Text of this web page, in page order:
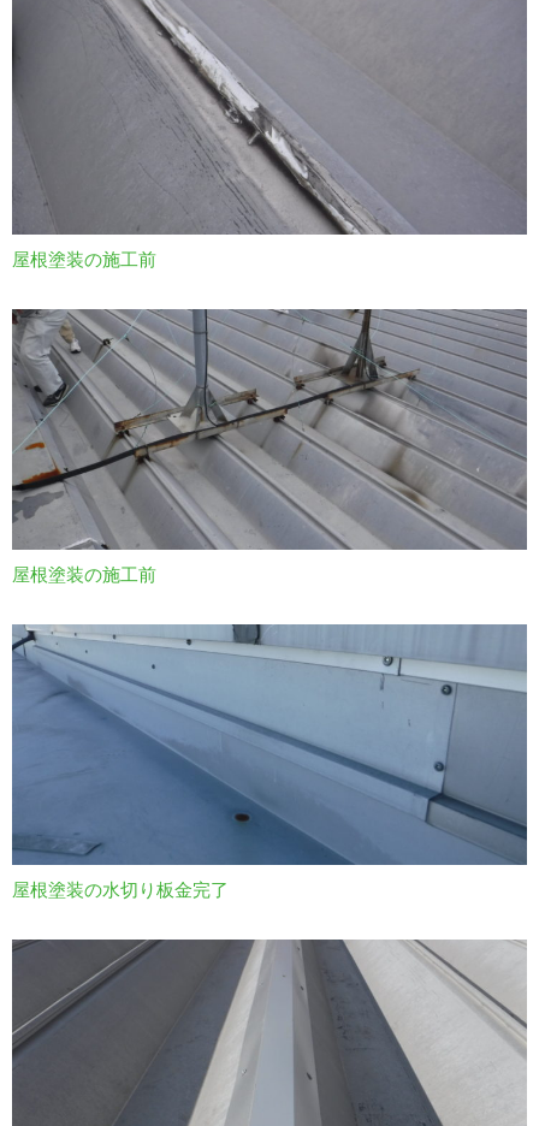
屋根塗装の施工前
屋根塗装の施工前
屋根塗装の水切り板金完了